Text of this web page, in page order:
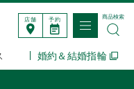
店舗 予約
婚約＆結婚指輪
商品検索